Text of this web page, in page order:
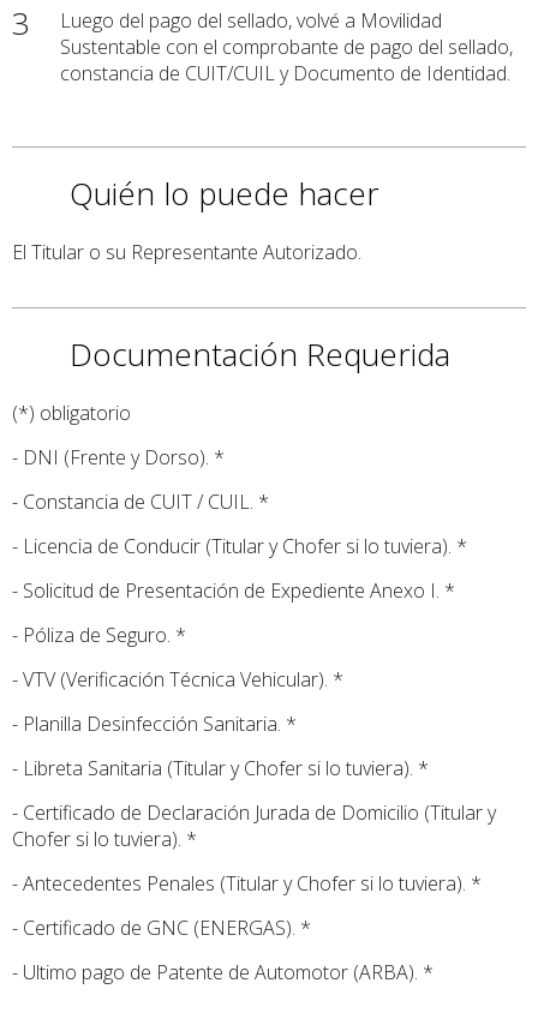
3
Luego del pago del sellado, volvé a Movilidad
Sustentable con el comprobante de pago del sellado,
constancia de CUIT/CUIL y Documento de Identidad.
Quién lo puede hacer
El Titular o su Representante Autorizado.
Documentación Requerida
(*) obligatorio
- DNI (Frente y Dorso). *
- Constancia de CUIT / CUIL. *
- Licencia de Conducir (Titular y Chofer si lo tuviera). *
- Solicitud de Presentación de Expediente Anexo I. *
- Póliza de Seguro. *
- VTV (Verificación Técnica Vehicular). *
- Planilla Desinfección Sanitaria. *
- Libreta Sanitaria (Titular y Chofer si lo tuviera). *
- Certificado de Declaración Jurada de Domicilio (Titular y
Chofer si lo tuviera). *
- Antecedentes Penales (Titular y Chofer si lo tuviera). *
- Certificado de GNC (ENERGAS). *
- Ultimo pago de Patente de Automotor (ARBA). *